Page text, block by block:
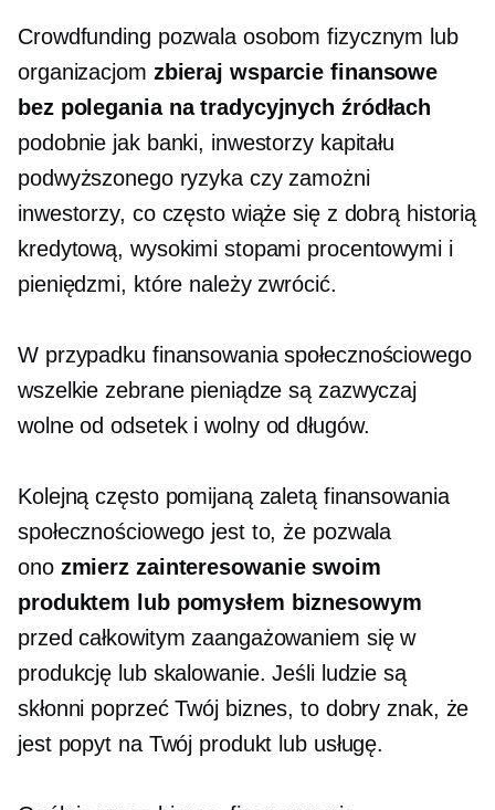
Crowdfunding pozwala osobom fizycznym lub
organizacjom zbieraj wsparcie finansowe
bez polegania na tradycyjnych źródłach
podobnie jak banki, inwestorzy kapitału
podwyższonego ryzyka czy zamożni
inwestorzy, co często wiąże się z dobrą historią
kredytową, wysokimi stopami procentowymi i
pieniędzmi, które należy zwrócić.
W przypadku finansowania społecznościowego
wszelkie zebrane pieniądze są zazwyczaj
wolne od odsetek iwolny od długów.
Kolejną często pomijaną zaletą finansowania
społecznościowego jest to, że pozwala
ono zmierz zainteresowanie swoim
produktem lub pomysłem biznesowym
przed całkowitym zaangażowaniem się w
produkcję lub skalowanie. Jeśli ludzie są
skłonni poprzeć Twój biznes, to dobry znak, że
jest popyt na Twój produkt lub usługę.